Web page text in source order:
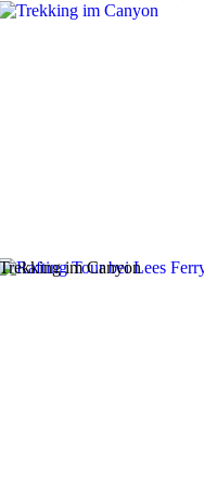
Trekking im Canyon